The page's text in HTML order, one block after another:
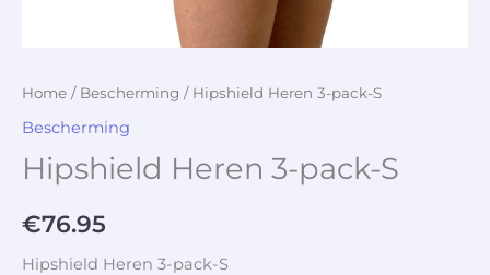
Home / Bescherming / Hipshield Heren 3-pack-S
Bescherming
Hipshield Heren 3-pack-S
€76.95
Hipshield Heren 3-pack-S